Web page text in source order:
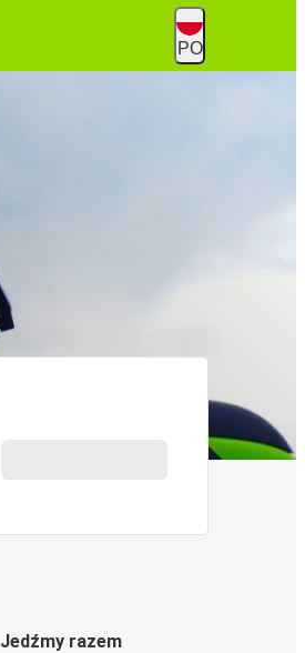
PO
Jedźmy razem